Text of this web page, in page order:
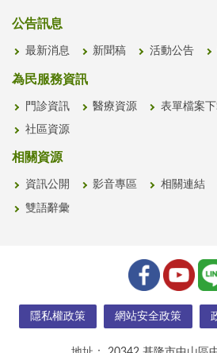
公告訊息
最新消息 新聞稿 活動公告
為民服務資訊
門診資訊 醫療資源 表單檔案
社區資源
相關資源
資訊公開 影音專區 相關連結
雙語辭彙
隱私權政策 網站安全政策